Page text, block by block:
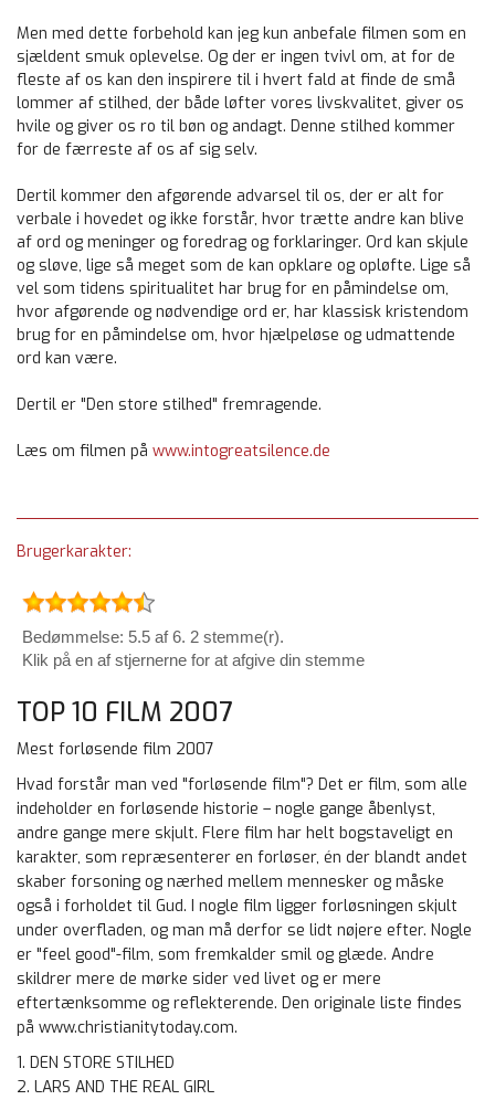
Men med dette forbehold kan jeg kun anbefale filmen som en
sjældent smuk oplevelse. Og der er ingen tvivl om, at for de
fleste af os kan den inspirere til i hvert fald at finde de små
lommer af stilhed, der både løfter vores livskvalitet, giver os
hvile og giver os ro til bøn og andagt. Denne stilhed kommer
for de færreste af os af sig selv.
Dertil kommer den afgørende advarsel til os, der er alt for
verbale i hovedet og ikke forstår, hvor trætte andre kan blive
af ord og meninger og foredrag og forklaringer. Ord kan skjule
og sløve, lige så meget som de kan opklare og opløfte. Lige så
vel som tidens spiritualitet har brug for en påmindelse om,
hvor afgørende og nødvendige ord er, har klassisk kristendom
brug for en påmindelse om, hvor hjælpeløse og udmattende
ord kan være.
Dertil er "Den store stilhed" fremragende.
Læs om filmen på www.intogreatsilence.de
Brugerkarakter:
Bedømmelse: 5.5 af 6. 2 stemme(r).
Klik på en af stjernerne for at afgive din stemme
TOP 10 FILM 2007
Mest forløsende film 2007
Hvad forstår man ved "forløsende film"? Det er film, som alle
indeholder en forløsende historie – nogle gange åbenlyst,
andre gange mere skjult. Flere film har helt bogstaveligt en
karakter, som repræsenterer en forløser, én der blandt andet
skaber forsoning og nærhed mellem mennesker og måske
også i forholdet til Gud. I nogle film ligger forløsningen skjult
under overfladen, og man må derfor se lidt nøjere efter. Nogle
er "feel good"-film, som fremkalder smil og glæde. Andre
skildrer mere de mørke sider ved livet og er mere
eftertænksomme og reflekterende. Den originale liste findes
på www.christianitytoday.com.
1. DEN STORE STILHED
2. LARS AND THE REAL GIRL